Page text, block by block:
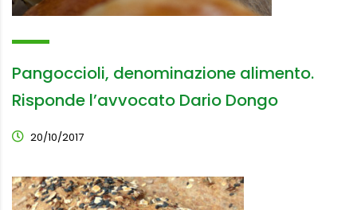
Pangoccioli, denominazione alimento.
Risponde l’avvocato Dario Dongo
20/10/2017